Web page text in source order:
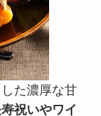
た濃厚な甘
祝いやワイ